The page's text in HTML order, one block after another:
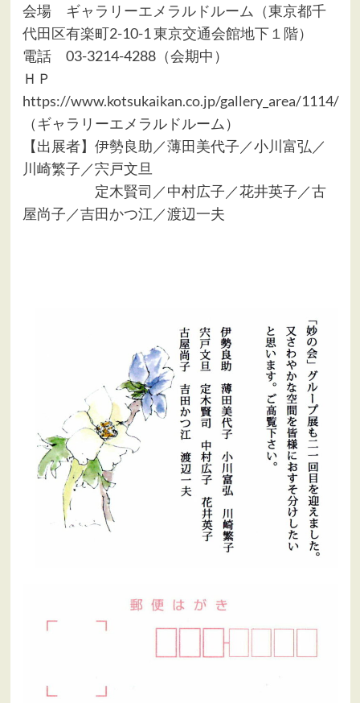
会場 ギャラリーエメラルドルーム（東京都千
代田区有楽町2-10-1 東京交通会館地下１階）
電話 03-3214-4288（会期中）
ＨＰ
https://www.kotsukaikan.co.jp/gallery_area/1114/
（ギャラリーエメラルドルーム）
【出展者】伊勢良助／薄田美代子／小川富弘／
川崎繁子／宍戸文旦
定木賢司／中村広子／花井英子／古
屋尚子／吉田かつ江／渡辺一夫